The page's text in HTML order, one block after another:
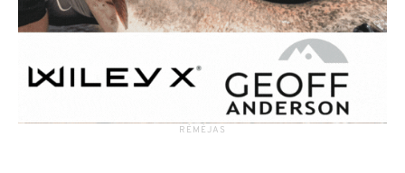
RĖMĖJAS